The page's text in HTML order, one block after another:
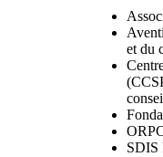
et du
SDIS